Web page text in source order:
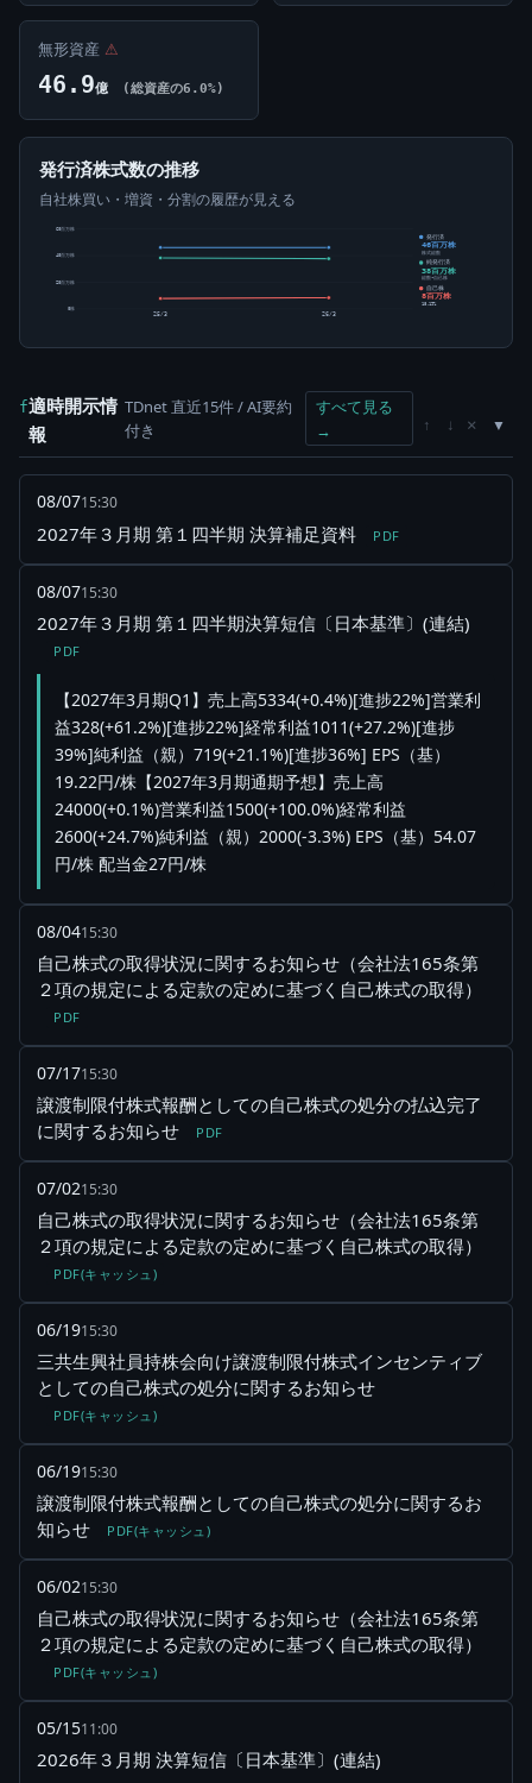
無形資産 ⚠
46.9億 (総資産の6.0%)
発行済株式数の推移
自社株買い・増資・分割の履歴が見える
0株
20百万株
40百万株
60百万株
25/3 26/3
発行済
46百万株
株式総数
純発行済
38百万株
総数-自己株
自己株
8百万株
18.19%
f適時開示情
報
TDnet 直近15件 / AI要約
付き
すべて見る
→
↑ ↓ ×
08/0715:30
2027年３月期 第１四半期 決算補足資料 PDF
08/0715:30
2027年３月期 第１四半期決算短信〔日本基準〕(連結)
PDF
【2027年3月期Q1】売上高5334(+0.4%)[進捗22%]営業利
益328(+61.2%)[進捗22%]経常利益1011(+27.2%)[進捗
39%]純利益（親）719(+21.1%)[進捗36%] EPS（基）
19.22円/株【2027年3月期通期予想】売上高
24000(+0.1%)営業利益1500(+100.0%)経常利益
2600(+24.7%)純利益（親）2000(-3.3%) EPS（基）54.07
円/株 配当金27円/株
08/0415:30
自己株式の取得状況に関するお知らせ（会社法165条第
２項の規定による定款の定めに基づく自己株式の取得）
PDF
07/1715:30
譲渡制限付株式報酬としての自己株式の処分の払込完了
に関するお知らせ
PDF
07/0215:30
自己株式の取得状況に関するお知らせ（会社法165条第
２項の規定による定款の定めに基づく自己株式の取得）
PDF(キャッシュ)
06/1915:30
三共生興社員持株会向け譲渡制限付株式インセンティブ
としての自己株式の処分に関するお知らせ
PDF(キャッシュ)
06/1915:30
譲渡制限付株式報酬としての自己株式の処分に関するお
知らせ
PDF(キャッシュ)
06/0215:30
自己株式の取得状況に関するお知らせ（会社法165条第
２項の規定による定款の定めに基づく自己株式の取得）
PDF(キャッシュ)
05/1511:00
2026年３月期 決算短信〔日本基準〕(連結)